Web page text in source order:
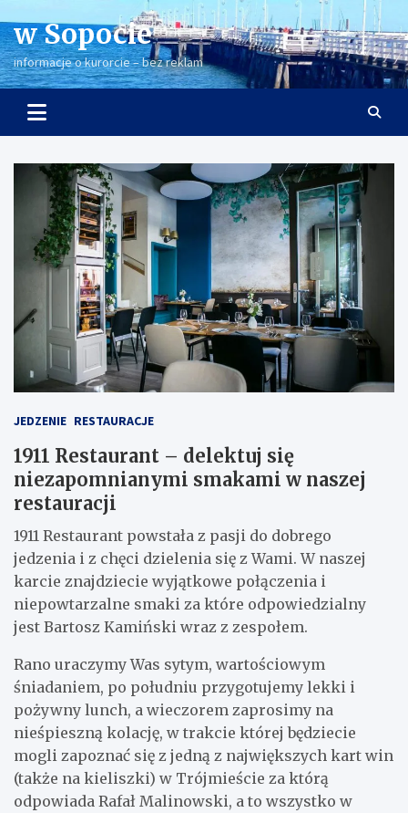
to
content
w Sopocie
informacje o kurorcie – bez reklam
JEDZENIE RESTAURACJE
1911 Restaurant – delektuj się
niezapomnianymi smakami w naszej
restauracji
1911 Restaurant powstała z pasji do dobrego
jedzenia i z chęci dzielenia się z Wami. W naszej
karcie znajdziecie wyjątkowe połączenia i
niepowtarzalne smaki za które odpowiedzialny
jest Bartosz Kamiński wraz z zespołem.
Rano uraczymy Was sytym, wartościowym
śniadaniem, po południu przygotujemy lekki i
pożywny lunch, a wieczorem zaprosimy na
nieśpieszną kolację, w trakcie której będziecie
mogli zapoznać się z jedną z największych kart win
(także na kieliszki) w Trójmieście za którą
odpowiada Rafał Malinowski, a to wszystko w